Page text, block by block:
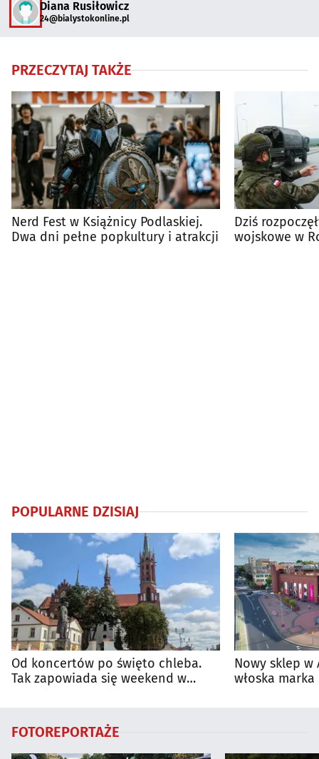
Diana Rusiłowicz
24@bialystokonline.pl
PRZECZYTAJ TAKŻE
Nerd Fest w Książnicy Podlaskiej.
Dwa dni pełne popkultury i atrakcji
Dziś
wojskowe w
POPULARNE DZISIAJ
Od koncertów po święto chleba.
Tak zapowiada się weekend w
Nowy sklep w
włoska
FOTOREPORTAŻE